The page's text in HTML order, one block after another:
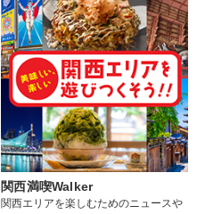
関西満喫Walker
関西エリアを楽しむためのニュースや